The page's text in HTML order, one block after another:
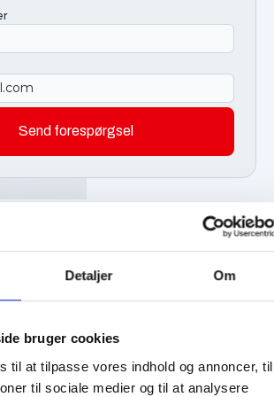
Detaljer Om
bruger cookies
til at tilpasse vores indhold og annoncer, til
til sociale medier og til at analysere
Submit
Send forespørgsel
mekanisk